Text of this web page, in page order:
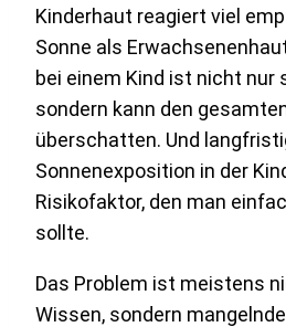
Kinderhaut reagiert viel
Sonne als
bei einem Kind ist nicht nur
sondern kann den
überschatten. Und
Sonnenexposition in der
Risikofaktor, den man
sollte.
Das Problem ist meistens
Wissen, sondern